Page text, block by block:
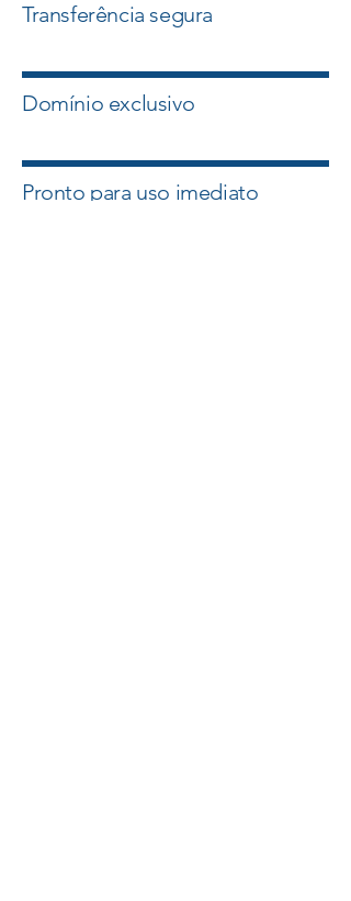
Transferência segura
Domínio exclusivo
Pronto para uso imediato